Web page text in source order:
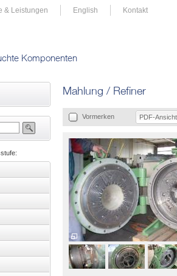
& Leistungen English Kontakt
Komponenten
Mahlung / Refiner
Vormerken PDF-Ansicht